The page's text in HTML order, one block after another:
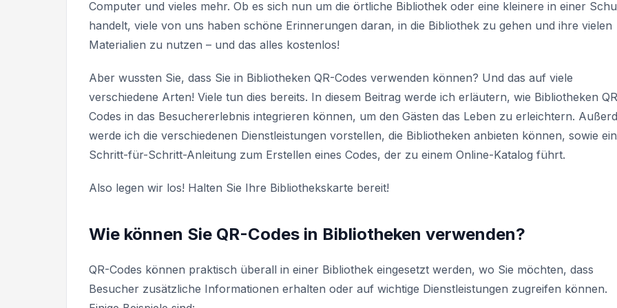
Computer und vieles mehr. Ob es sich nun um die örtliche Bibliothek oder eine kleinere in einer
handelt, viele von uns haben schöne Erinnerungen daran, in die Bibliothek zu gehen und ihre vielen
Materialien zu nutzen – und das alles kostenlos!
Aber wussten Sie, dass Sie in Bibliotheken QR-Codes verwenden können? Und das auf viele
verschiedene Arten! Viele tun dies bereits. In diesem Beitrag werde ich erläutern, wie Bibliotheken
Codes in das Besuchererlebnis integrieren können, um den Gästen das Leben zu erleichtern.
werde ich die verschiedenen Dienstleistungen vorstellen, die Bibliotheken anbieten können, sowie
Schritt-für-Schritt-Anleitung zum Erstellen eines Codes, der zu einem Online-Katalog führt.
Also legen wir los! Halten Sie Ihre Bibliothekskarte bereit!
Wie können Sie QR-Codes in Bibliotheken verwenden?
QR-Codes können praktisch überall in einer Bibliothek eingesetzt werden, wo Sie möchten, dass
Besucher zusätzliche Informationen erhalten oder auf wichtige Dienstleistungen zugreifen können.